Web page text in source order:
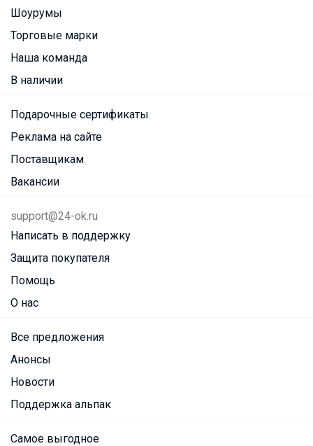
Шоурумы
Торговые марки
Наша команда
В наличии
Подарочные сертификаты
Реклама на сайте
Поставщикам
Вакансии
support@24-ok.ru
Написать в поддержку
Защита покупателя
Помощь
О нас
Все предложения
Анонсы
Новости
Поддержка альпак
Самое выгодное